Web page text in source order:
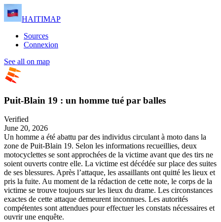
HAITIMAP
Sources
Connexion
See all on map
Puit-Blain 19 : un homme tué par balles
Verified
June 20, 2026
Un homme a été abattu par des individus circulant à moto dans la
zone de Puit-Blain 19. Selon les informations recueillies, deux
motocyclettes se sont approchées de la victime avant que des tirs ne
soient ouverts contre elle. La victime est décédée sur place des suites
de ses blessures. Après l’attaque, les assaillants ont quitté les lieux et
pris la fuite. Au moment de la rédaction de cette note, le corps de la
victime se trouve toujours sur les lieux du drame. Les circonstances
exactes de cette attaque demeurent inconnues. Les autorités
compétentes sont attendues pour effectuer les constats nécessaires et
ouvrir une enquête.